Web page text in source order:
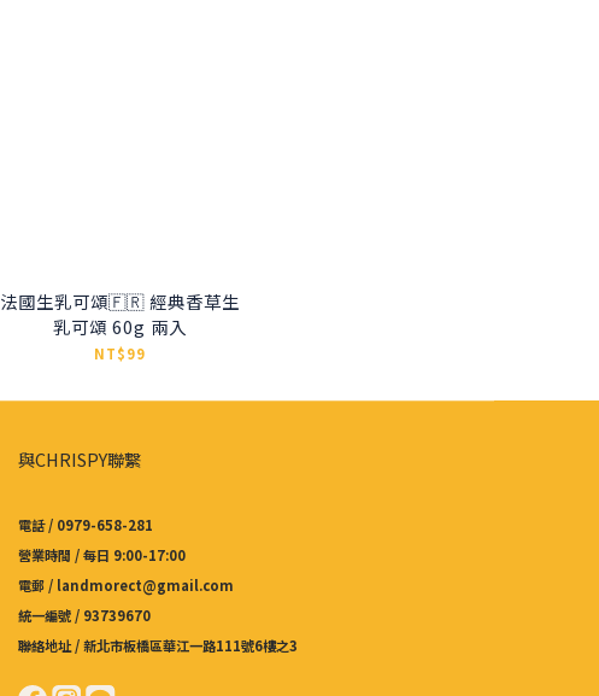
法國生乳可頌🇫🇷 經典香草生
乳可頌 60g 兩入
NT$99
與CHRISPY聯繫
電話 / 0979-658-281
營業時間 / 每日 9:00-17:00
電郵 / landmorect@gmail.com
統一編號 / 93739670
聯絡地址 / 新北市板橋區華江一路111號6樓之3